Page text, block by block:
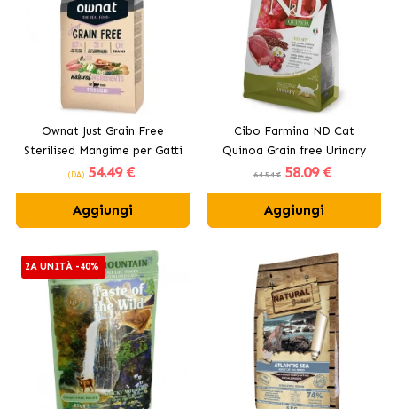
Ownat Just Grain Free
Sterilised Mangime per Gatti
Sterilizzati
(DA) 54.49 €
Aggiungi
Cibo Farmina ND Cat
Quinoa Grain free Urinary
per gatti con anatra
64.54 € 58.09 €
Aggiungi
2A UNITÀ -40%